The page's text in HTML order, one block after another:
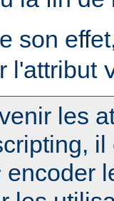
son
l'attribut
les
encoder